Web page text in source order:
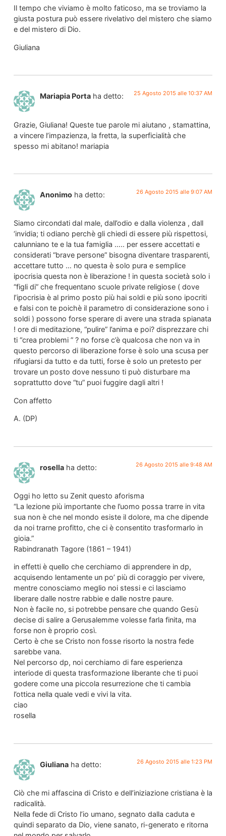
Il tempo che viviamo è molto faticoso, ma se troviamo la
giusta postura può essere rivelativo del mistero che siamo
e del mistero di Dio.
Giuliana
Mariapia Porta ha detto: 25 Agosto 2015 alle 10:37 AM
Grazie, Giuliana! Queste tue parole mi aiutano , stamattina,
a vincere l’impazienza, la fretta, la superficialità che
spesso mi abitano! mariapia
Anonimo ha detto: 26 Agosto 2015 alle 9:07 AM
Siamo circondati dal male, dall’odio e dalla violenza , dall
‘invidia; ti odiano perchè gli chiedi di essere più rispettosi,
calunniano te e la tua famiglia ….. per essere accettati e
considerati “brave persone” bisogna diventare trasparenti,
accettare tutto … no questa è solo pura e semplice
ipocrisia questa non è liberazione ! in questa società solo i
“figli di” che frequentano scuole private religiose ( dove
l’ipocrisia è al primo posto più hai soldi e più sono ipocriti
e falsi con te poichè il parametro di considerazione sono i
soldi ) possono forse sperare di avere una strada spianata
! ore di meditazione, “pulire” l’anima e poi? disprezzare chi
ti “crea problemi ” ? no forse c’è qualcosa che non va in
questo percorso di liberazione forse è solo una scusa per
rifugiarsi da tutto e da tutti, forse è solo un pretesto per
trovare un posto dove nessuno ti può disturbare ma
soprattutto dove “tu” puoi fuggire dagli altri !
Con affetto
A. (DP)
rosella ha detto: 26 Agosto 2015 alle 9:48 AM
Oggi ho letto su Zenit questo aforisma
“La lezione più importante che l’uomo possa trarre in vita
sua non è che nel mondo esiste il dolore, ma che dipende
da noi trarne profitto, che ci è consentito trasformarlo in
gioia.”
Rabindranath Tagore (1861 – 1941)
in effetti è quello che cerchiamo di apprendere in dp,
acquisendo lentamente un po’ più di coraggio per vivere,
mentre conosciamo meglio noi stessi e ci lasciamo
liberare dalle nostre rabbie e dalle nostre paure.
Non è facile no, si potrebbe pensare che quando Gesù
decise di salire a Gerusalemme volesse farla finita, ma
forse non è proprio così.
Certo è che se Cristo non fosse risorto la nostra fede
sarebbe vana.
Nel percorso dp, noi cerchiamo di fare esperienza
interiode di questa trasformazione liberante che ti puoi
godere come una piccola resurrezione che ti cambia
l’ottica nella quale vedi e vivi la vita.
ciao
rosella
Giuliana ha detto: 26 Agosto 2015 alle 1:23 PM
Ciò che mi affascina di Cristo e dell’iniziazione cristiana è la
radicalità.
Nella fede di Cristo l’io umano, segnato dalla caduta e
quindi separato da Dio, viene sanato, ri-generato e ritorna